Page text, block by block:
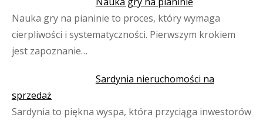
Nauka gry na pianinie to proces, który wymaga
cierpliwości i systematyczności. Pierwszym krokiem
jest zapoznanie…
Sardynia nieruchomości na
sprzedaż
Sardynia to piękna wyspa, która przyciąga inwestorów